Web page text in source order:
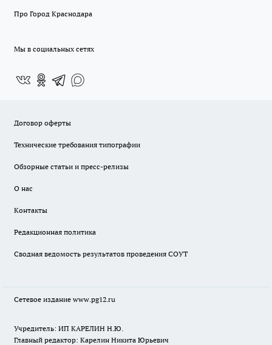
Про Город Краснодара
Мы в социальных сетях
Договор оферты
Технические требования типографии
Обзорные статьи и пресс-релизы
О нас
Контакты
Редакционная политика
Сводная ведомость результатов проведения СОУТ
Сетевое издание www.pg12.ru
Учредитель: ИП КАРЕЛИН Н.Ю.
Главный редактор: Карелин Никита Юрьевич